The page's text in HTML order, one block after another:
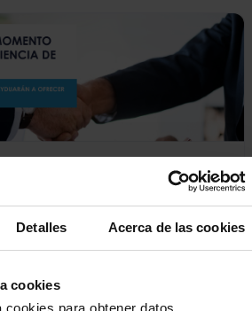
Detalles Acerca de las cookies
cookies
para obtener datos
momento que marcará la
futura